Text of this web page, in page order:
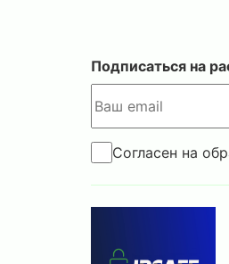
Подписаться на
Согласен на